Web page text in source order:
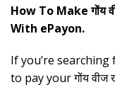
How To Make गोंय
With ePayon.
If you’re
to pay your गोंय वीज